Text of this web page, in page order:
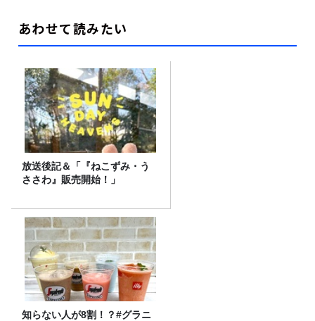
あわせて読みたい
放送後記＆「『ねこずみ・う
ささわ』販売開始！」
知らない人が8割！？#グラニ